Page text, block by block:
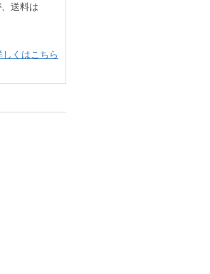
送料は
しくはこちら